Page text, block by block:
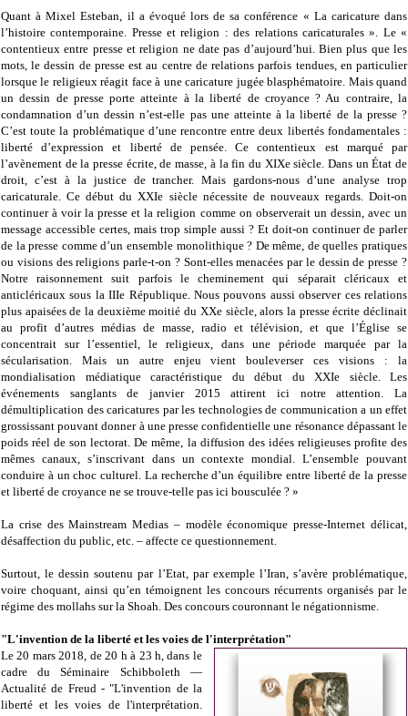
Quant à Mixel Esteban, il a évoqué lors de sa conférence « La caricature dans
l’histoire contemporaine. Presse et religion : des relations caricaturales ». Le «
contentieux entre presse et religion ne date pas d’aujourd’hui. Bien plus que les
mots, le dessin de presse est au centre de relations parfois tendues, en particulier
lorsque le religieux réagit face à une caricature jugée blasphématoire. Mais quand
un dessin de presse porte atteinte à la liberté de croyance ? Au contraire, la
condamnation d’un dessin n’est-elle pas une atteinte à la liberté de la presse ?
C’est toute la problématique d’une rencontre entre deux libertés fondamentales :
liberté d’expression et liberté de pensée. Ce contentieux est marqué par
l’avènement de la presse écrite, de masse, à la fin du XIXe siècle. Dans un État de
droit, c’est à la justice de trancher. Mais gardons-nous d’une analyse trop
caricaturale. Ce début du XXIe siècle nécessite de nouveaux regards. Doit-on
continuer à voir la presse et la religion comme on observerait un dessin, avec un
message accessible certes, mais trop simple aussi ? Et doit-on continuer de parler
de la presse comme d’un ensemble monolithique ? De même, de quelles pratiques
ou visions des religions parle-t-on ? Sont-elles menacées par le dessin de presse ?
Notre raisonnement suit parfois le cheminement qui séparait cléricaux et
anticléricaux sous la IIIe République. Nous pouvons aussi observer ces relations
plus apaisées de la deuxième moitié du XXe siècle, alors la presse écrite déclinait
au profit d’autres médias de masse, radio et télévision, et que l’Église se
concentrait sur l’essentiel, le religieux, dans une période marquée par la
sécularisation. Mais un autre enjeu vient bouleverser ces visions : la
mondialisation médiatique caractéristique du début du XXIe siècle. Les
événements sanglants de janvier 2015 attirent ici notre attention. La
démultiplication des caricatures par les technologies de communication a un effet
grossissant pouvant donner à une presse confidentielle une résonance dépassant le
poids réel de son lectorat. De même, la diffusion des idées religieuses profite des
mêmes canaux, s’inscrivant dans un contexte mondial. L’ensemble pouvant
conduire à un choc culturel. La recherche d’un équilibre entre liberté de la presse
et liberté de croyance ne se trouve-telle pas ici bousculée ? »
La crise des Mainstream Medias – modèle économique presse-Internet délicat,
désaffection du public, etc. – affecte ce questionnement.
Surtout, le dessin soutenu par l’Etat, par exemple l’Iran, s’avère problématique,
voire choquant, ainsi qu’en témoignent les concours récurrents organisés par le
régime des mollahs sur la Shoah. Des concours couronnant le négationnisme.
"L'invention de la liberté et les voies de l'interprétation"
Le 20 mars 2018, de 20 h à 23 h, dans le
cadre du Séminaire Schibboleth —
Actualité de Freud - "L'invention de la
liberté et les voies de l'interprétation.